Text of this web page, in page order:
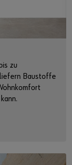
zu
Baustoffe